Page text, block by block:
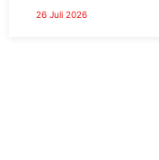
26 Juli 2026